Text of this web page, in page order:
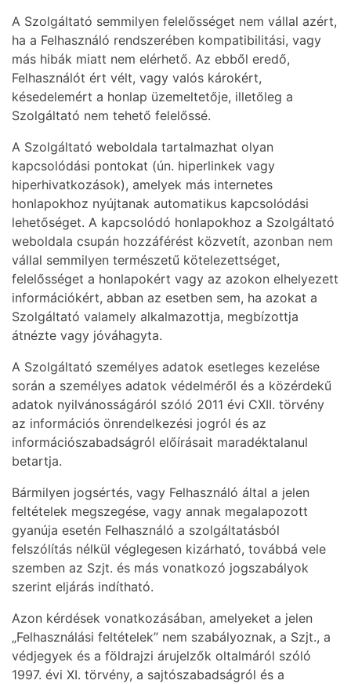
A Szolgáltató semmilyen felelősséget nem vállal azért,
ha a Felhasználó rendszerében kompatibilitási, vagy
más hibák miatt nem elérhető. Az ebből eredő,
Felhasználót ért vélt, vagy valós károkért,
késedelemért a honlap üzemeltetője, illetőleg a
Szolgáltató nem tehető felelőssé.
A Szolgáltató weboldala tartalmazhat olyan
kapcsolódási pontokat (ún. hiperlinkek vagy
hiperhivatkozások), amelyek más internetes
honlapokhoz nyújtanak automatikus kapcsolódási
lehetőséget. A kapcsolódó honlapokhoz a Szolgáltató
weboldala csupán hozzáférést közvetít, azonban nem
vállal semmilyen természetű kötelezettséget,
felelősséget a honlapokért vagy az azokon elhelyezett
információkért, abban az esetben sem, ha azokat a
Szolgáltató valamely alkalmazottja, megbízottja
átnézte vagy jóváhagyta.
A Szolgáltató személyes adatok esetleges kezelése
során a személyes adatok védelméről és a közérdekű
adatok nyilvánosságáról szóló 2011 évi CXII. törvény
az információs önrendelkezési jogról és az
információszabadságról előírásait maradéktalanul
betartja.
Bármilyen jogsértés, vagy Felhasználó által a jelen
feltételek megszegése, vagy annak megalapozott
gyanúja esetén Felhasználó a szolgáltatásból
felszólítás nélkül véglegesen kizárható, továbbá vele
szemben az Szjt. és más vonatkozó jogszabályok
szerint eljárás indítható.
Azon kérdések vonatkozásában, amelyeket a jelen
„Felhasználási feltételek” nem szabályoznak, a Szjt., a
védjegyek és a földrajzi árujelzők oltalmáról szóló
1997. évi XI. törvény, a sajtószabadságról és a